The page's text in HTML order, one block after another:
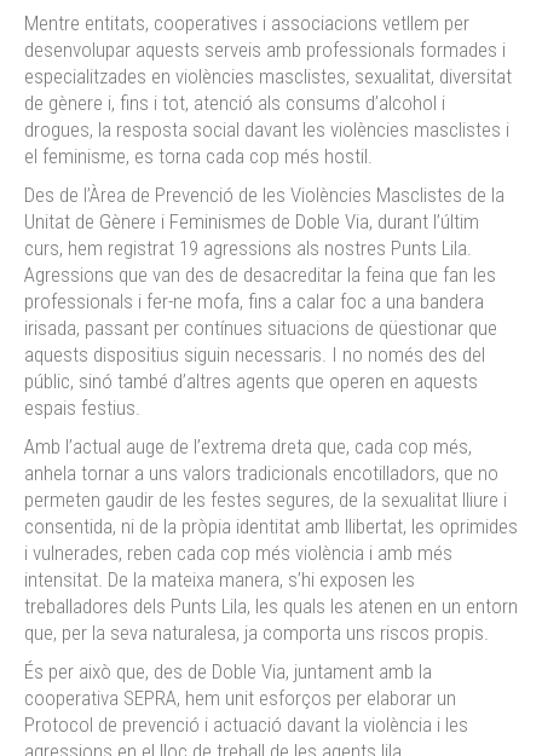
Mentre entitats, cooperatives i associacions vetllem per
desenvolupar aquests serveis amb professionals formades i
especialitzades en violències masclistes, sexualitat, diversitat
de gènere i, fins i tot, atenció als consums d’alcohol i
drogues, la resposta social davant les violències masclistes i
el feminisme, es torna cada cop més hostil.
Des de l’Àrea de Prevenció de les Violències Masclistes de la
Unitat de Gènere i Feminismes de Doble Via, durant l’últim
curs, hem registrat 19 agressions als nostres Punts Lila.
Agressions que van des de desacreditar la feina que fan les
professionals i fer-ne mofa, fins a calar foc a una bandera
irisada, passant per contínues situacions de qüestionar que
aquests dispositius siguin necessaris. I no només des del
públic, sinó també d’altres agents que operen en aquests
espais festius.
Amb l’actual auge de l’extrema dreta que, cada cop més,
anhela tornar a uns valors tradicionals encotilladors, que no
permeten gaudir de les festes segures, de la sexualitat lliure i
consentida, ni de la pròpia identitat amb llibertat, les oprimides
i vulnerades, reben cada cop més violència i amb més
intensitat. De la mateixa manera, s’hi exposen les
treballadores dels Punts Lila, les quals les atenen en un entorn
que, per la seva naturalesa, ja comporta uns riscos propis.
És per això que, des de Doble Via, juntament amb la
cooperativa SEPRA, hem unit esforços per elaborar un
Protocol de prevenció i actuació davant la violència i les
agressions en el lloc de treball de les agents lila.